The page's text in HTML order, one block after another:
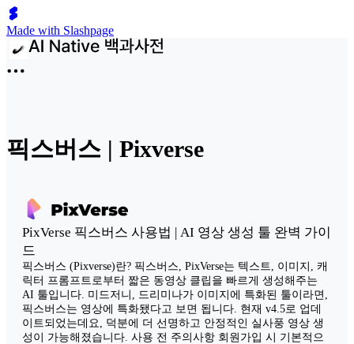
Made with Slashpage
픽스버스 | Pixverse
PixVerse 픽스버스 사용법 | AI 영상 생성 툴 완벽 가이
드
픽스버스 (Pixverse)란? 픽스버스, PixVerse는 텍스트, 이미지, 캐
릭터 프롬프트로부터 짧은 동영상 클립을 빠르게 생성해주는
AI 툴입니다. 미드저니, 드리미나가 이미지에 특화된 툴이라면,
픽스버스는 영상에 특화됐다고 보면 됩니다. 현재 v4.5로 업데
이트되었는데요, 덕분에 더 선명하고 안정적인 실사풍 영상 생
성이 가능해졌습니다. 사용 전 주의사항 회원가입 시 기본적으